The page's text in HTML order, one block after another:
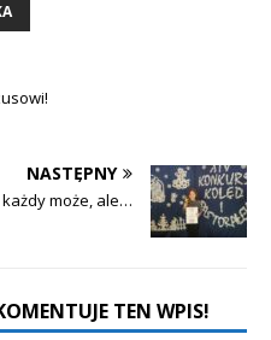
NASTĘPNY
może, ale…
TEN WPIS!